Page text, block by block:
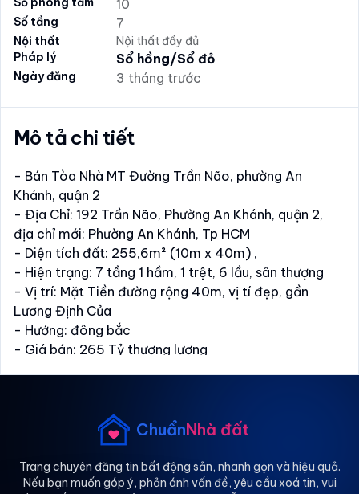
10
Số tầng 7
Nội thất
Nội thất đầy đủ
Pháp lý
Sổ hồng/Sổ đỏ
Ngày đăng 3 tháng trước
Mô tả chi tiết
- Bán Tòa Nhà MT Đường Trần Não, phường An
Khánh, quận 2
- Địa Chỉ: 192 Trần Não, Phường An Khánh, quận 2,
địa chỉ mới: Phường An Khánh, Tp HCM
- Diện tích đất: 255,6m² (10m x 40m) ,
- Hiện trạng: 7 tầng 1 hầm, 1 trệt, 6 lầu, sân thượng
- Vị trí: Mặt Tiền đường rộng 40m, vị tí đẹp, gần
Lương Định Của
- Hướng: đông bắc
- Giá bán: 265 Tỷ thương lượng
Phương Thành Real
VP1: 204A Nguyễn Văn Hưởng, Phường An Khánh, Tp
HCM
VP2: 356 Tân Sơn Nhì, Phường Tân Sơn Nhì, Tp HCM
ChuẩnNhà đất
Trang chuyên đăng tin bất động sản, nhanh gọn và hiệu quả.
Nếu bạn muốn góp ý, phản ánh vấn đề, yêu cầu xoá tin, vui